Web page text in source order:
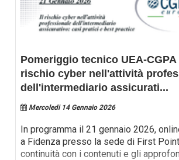
Pomeriggio tecnico UEA-CGPA
rischio cyber nell'attività
dell'intermediario assicurati...
Mercoledi 14 Gennaio 2026
In programma il 21 gennaio 2026,
a Fidenza presso la sede di First
continuità con i contenuti e gli